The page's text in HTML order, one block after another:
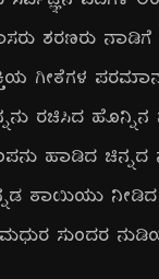
ಶರಣರು
ಗೀತೆಗಳ
ರಚಿಸಿದ
ಹಾಡಿದ ಚಿನ್ನದ
ತಾಯಿಯು ನೀಡಿದ
ಸುಂದರ